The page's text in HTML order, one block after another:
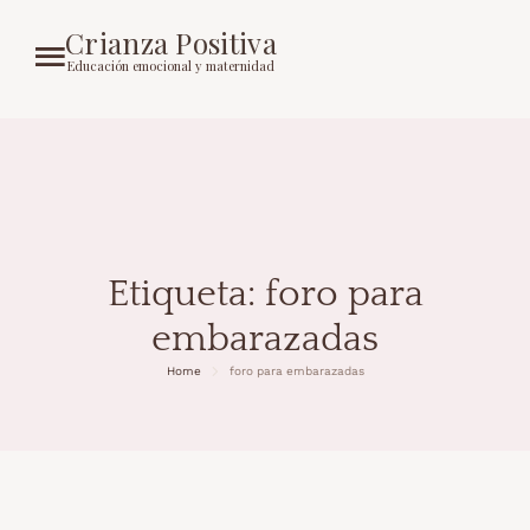
Crianza Positiva
Educación emocional y maternidad
Etiqueta: foro para
embarazadas
Home foro para embarazadas